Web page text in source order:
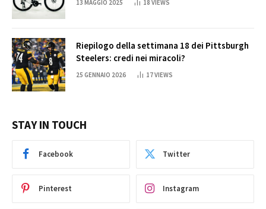
13 MAGGIO 2025 18 VIEWS
Riepilogo della settimana 18 dei Pittsburgh
Steelers: credi nei miracoli?
25 GENNAIO 2026 17VIEWS
STAY IN TOUCH
Facebook Twitter
Pinterest Instagram